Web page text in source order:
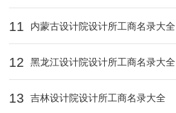
11 内蒙古设计院设计所工商名录大全
12 黑龙江设计院设计所工商名录大全
13 吉林设计院设计所工商名录大全